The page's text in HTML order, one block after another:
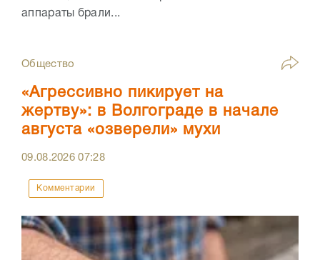
аппараты брали...
Общество
«Агрессивно пикирует на
жертву»: в Волгограде в начале
августа «озверели» мухи
09.08.202607:28
Комментарии